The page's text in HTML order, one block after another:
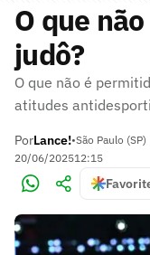
O que
judô?
O que não é
atitudes
PorLance!•São Paulo (SP)
20/06/202512:15